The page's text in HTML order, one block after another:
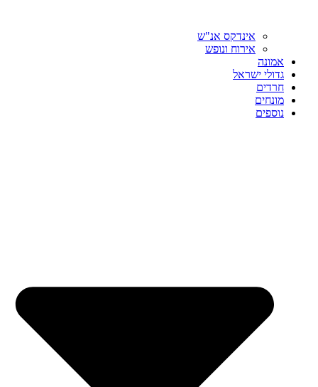
אינדקס אנ"ש
אירוח ונופש
אמונה
גדולי ישראל
חרדים
מונחים
נוספים